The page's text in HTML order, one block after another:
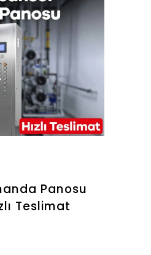
Panosu
Teslimat